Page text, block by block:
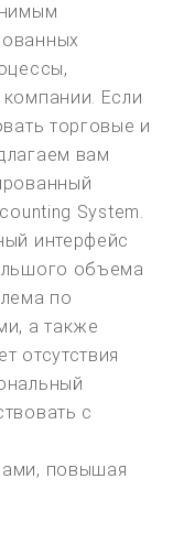
Если
торговые и
вам
System.
интерфейс
объема
по
а также
отсутствия
с
повышая